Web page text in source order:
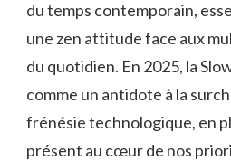
du temps contemporain,
une zen attitude face aux
du quotidien. En 2025, la
comme un antidote à la
frénésie technologique, en
présent au cœur de nos